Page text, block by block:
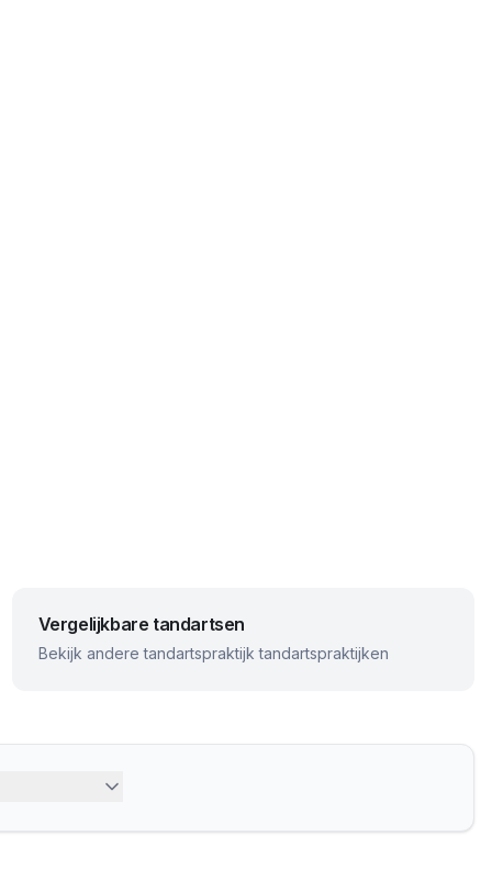
Vergelijkbare tandartsen
Bekijk anderetandartspraktijk tandartspraktijken